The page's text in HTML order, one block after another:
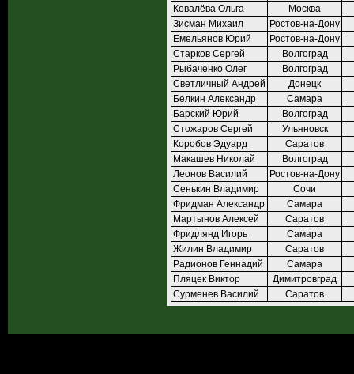
Ковалёва Ольга
Москва
Зисман Михаил
Ростов-на-Дону
Емельянов Юрий
Ростов-на-Дону
Старков Сергей
Волгоград
Рыбаченко Олег
Волгоград
Светличный Андрей
Донецк
Белкин Александр
Самара
Барский Юрий
Волгоград
Стожаров Сергей
Ульяновск
Коробов Эдуард
Саратов
Макашев Николай
Волгоград
Леонов Василий
Ростов-на-Дону
Сенькин Владимир
Сочи
Фридман Александр
Самара
Мартынов Алексей
Саратов
Фридлянд Игорь
Самара
Жилин Владимир
Саратов
Радионов Геннадий
Самара
Пляцек Виктор
Димитровград
Сурменев Василий
Саратов